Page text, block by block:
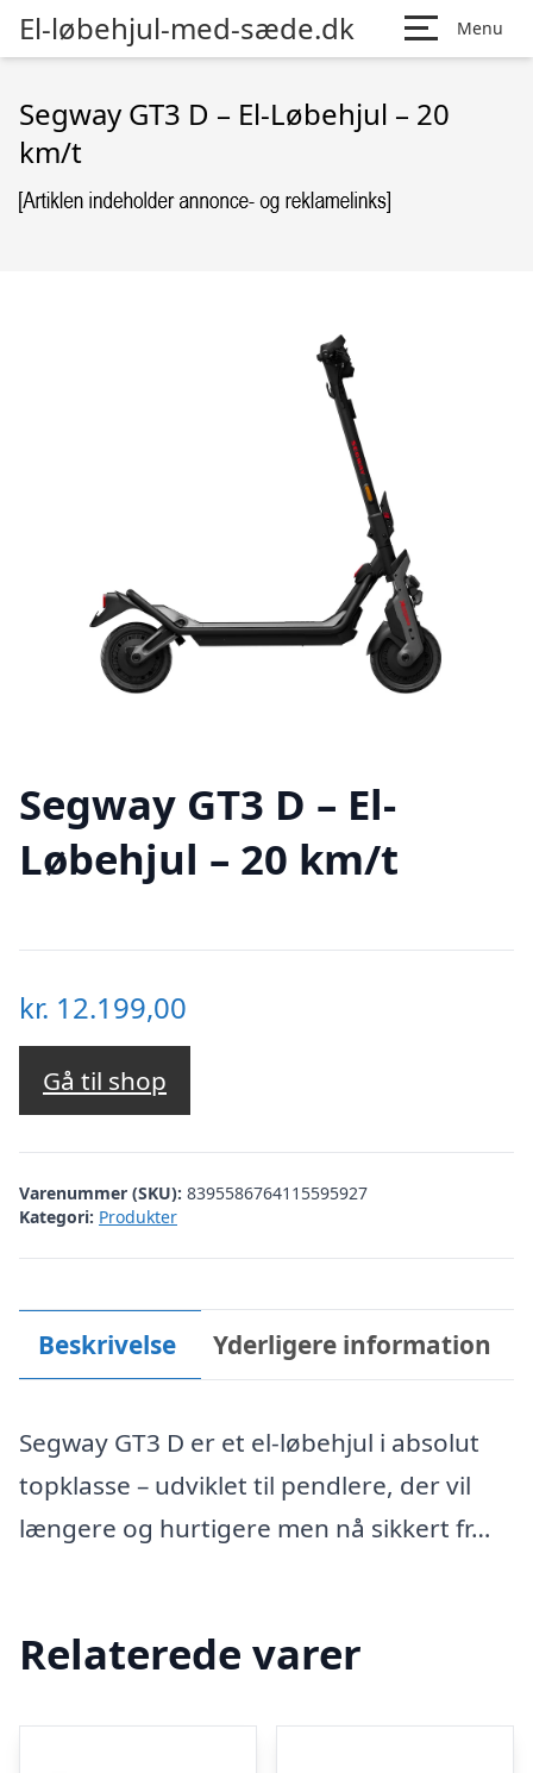
El-løbehjul-med-sæde.dk Menu
Segway GT3 D – El-Løbehjul – 20
km/t
Segway GT3 D – El-
Løbehjul – 20 km/t
kr. 12.199,00
Gå til shop
Varenummer (SKU): 8395586764115595927
Kategori: Produkter
Beskrivelse Yderligere information
Segway GT3 D er et el-løbehjul i absolut
topklasse – udviklet til pendlere, der vil
længere og hurtigere men nå sikkert fr…
Relaterede varer